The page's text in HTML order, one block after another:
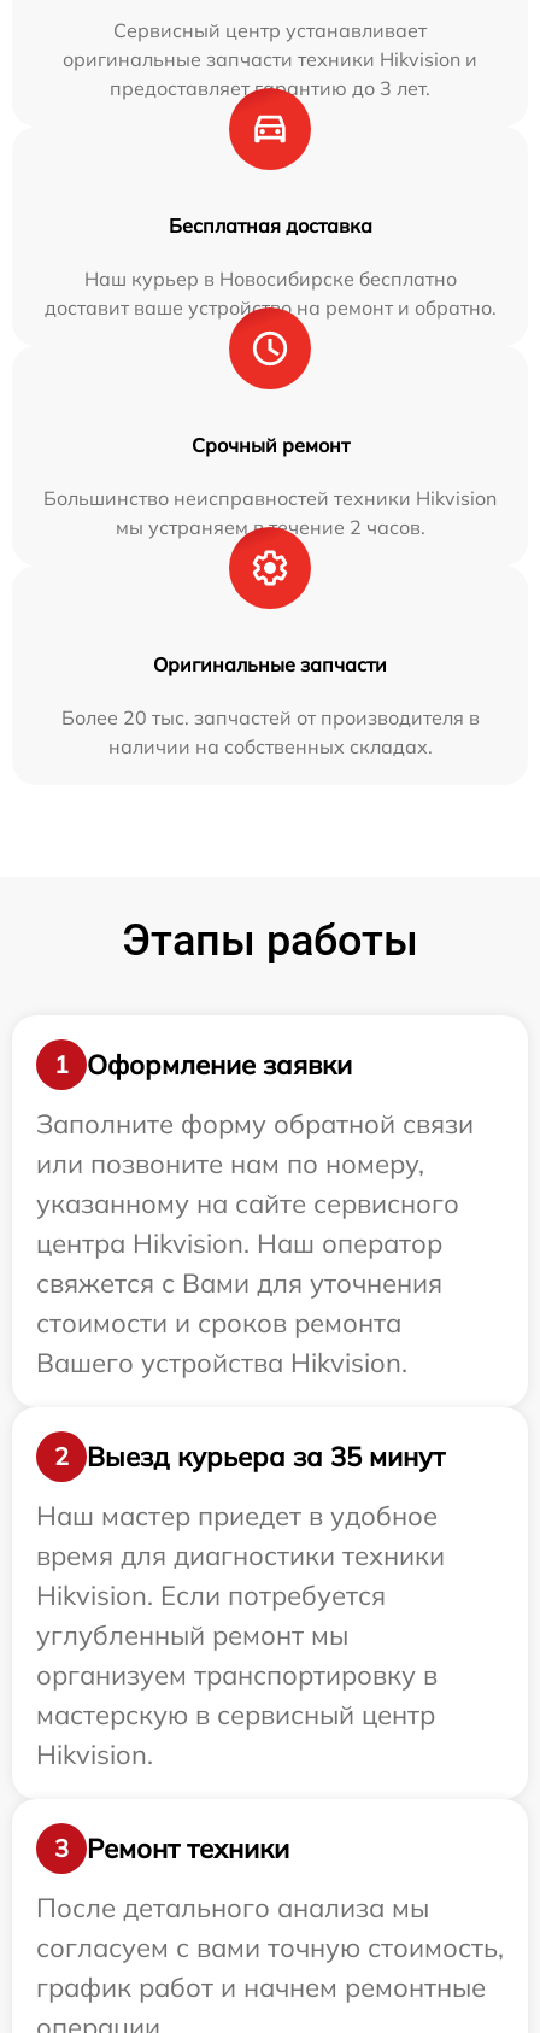
Сервисный центр устанавливает
оригинальные запчасти техники Hikvision и
предоставляет гарантию до 3 лет.
Бесплатная доставка
Наш курьер в Новосибирске бесплатно
доставит ваше устройство на ремонт и обратно.
Срочный ремонт
Большинство неисправностей техники Hikvision
мы устраняем в течение 2 часов.
Оригинальные запчасти
Более 20 тыс. запчастей от производителя в
наличии на собственных складах.
Этапы работы
1
Оформление заявки
Заполните форму обратной связи
или позвоните нам по номеру,
указанному на сайте сервисного
центра Hikvision. Наш оператор
свяжется с Вами для уточнения
стоимости и сроков ремонта
Вашего устройства Hikvision.
2
Выезд курьера за 35 минут
Наш мастер приедет в удобное
время для диагностики техники
Hikvision. Если потребуется
углубленный ремонт мы
организуем транспортировку в
мастерскую в сервисный центр
Hikvision.
3
Ремонт техники
После детального анализа мы
согласуем с вами точную стоимость,
график работ и начнем ремонтные